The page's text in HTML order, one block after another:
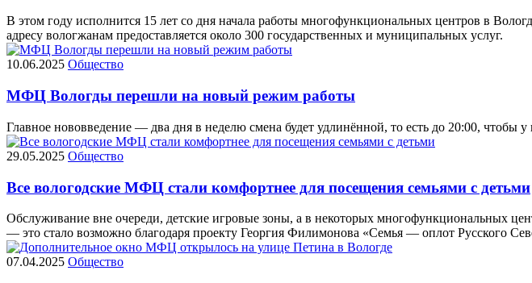
В этом году исполнится 15 лет со дня начала работы многофункциональных центров в
адресу вологжанам предоставляется около 300 государственных и муниципальных услуг.
10.06.2025 Общество
МФЦ Вологды перешли на новый режим работы
Главное нововведение — два дня в неделю смена будет удлинённой, то есть до 20:00, чтобы
29.05.2025 Общество
Все вологодские МФЦ стали комфортнее для посещения семьями с детьми
Обслуживание вне очереди, детские игровые зоны, а в некоторых многофункциональных
— это стало возможно благодаря проекту Георгия Филимонова «Семья — оплот Русского
07.04.2025 Общество